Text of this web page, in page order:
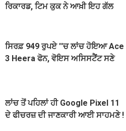
ਰਿਕਾਰਡ, ਟਿਮ ਕੁਕ ਨੇ ਆਖ਼ੀ ਇਹ ਗੱਲ
ਸਿਰਫ਼ 949 ਰੁਪਏ ''ਚ ਲਾਂਚ ਹੋਇਆ Ace
3 Heera ਫੋਨ, ਵੋਇਸ ਅਸਿਸਟੈਂਟ ਸਣੇ
ਲਾਂਚ ਤੋਂ ਪਹਿਲਾਂ ਹੀ Google Pixel 11
ਦੇ ਫੀਚਰਜ਼ ਦੀ ਜਾਣਕਾਰੀ ਆਈ ਸਾਹਮਣੇ !